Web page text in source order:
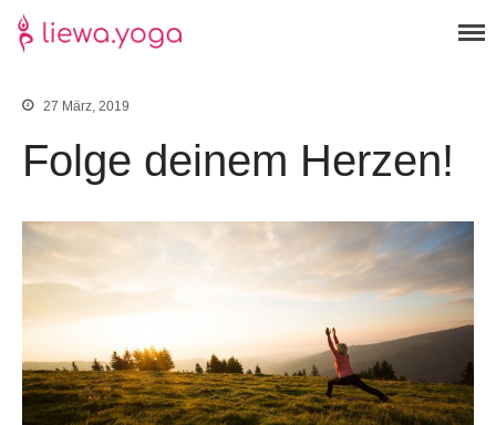
Tcm
27 März, 2019
Folge deinem Herzen!